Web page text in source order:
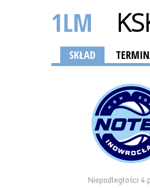
1LM
SKŁAD
Niepodległości 4